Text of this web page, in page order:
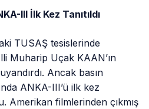
III İlk Kez Tanıtıldı
TUSAŞ tesislerinde
Muharip Uçak KAAN’ın
Ancak basın
ANKA-III’ü ilk kez
Amerikan filmlerinden çıkmış